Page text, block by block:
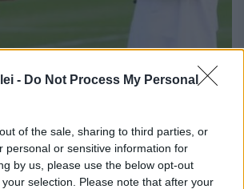
- Do Not Process My Personal
of the sale, sharing to third parties, or
personal or sensitive information for
by us, please use the below opt-out
selection. Please note that after your
şi va antrena
Arabiei Saudite